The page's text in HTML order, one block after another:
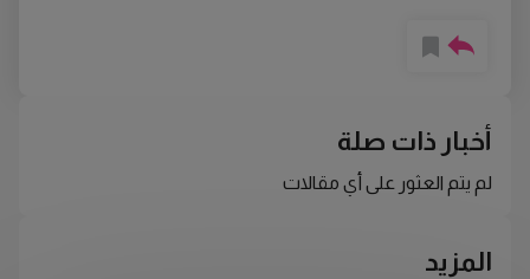
أخبار ذات صلة
لم يتم العثور على أي مقالات
المزيد